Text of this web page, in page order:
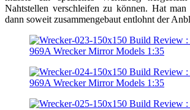
Nahtstellen verschleifen zu können. Hat man
dann soweit zusammengebaut entlohnt der